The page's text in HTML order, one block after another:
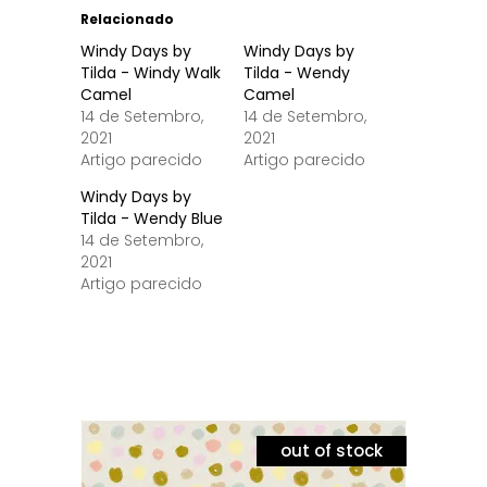
Relacionado
Windy Days by
Tilda - Windy Walk
Camel
14 de Setembro,
2021
Artigo parecido
Windy Days by
Tilda - Wendy
Camel
14 de Setembro,
2021
Artigo parecido
Windy Days by
Tilda - Wendy Blue
14 de Setembro,
2021
Artigo parecido
out of stock